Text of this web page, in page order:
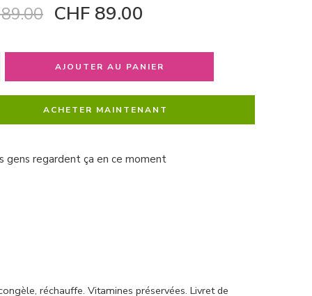
CHF 89.00
AJOUTER AU PANIER
ACHETER MAINTENANT
gens regardent ça en ce moment
réchauffe. Vitamines préservées. Livret de